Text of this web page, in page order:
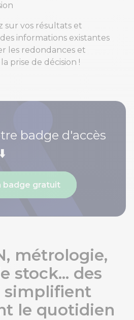
sur vos résultats et
informations existantes
les redondances et
prise de décision !
badge d'accès
badge gratuit
métrologie,
stock... des
simplifient
le quotidien